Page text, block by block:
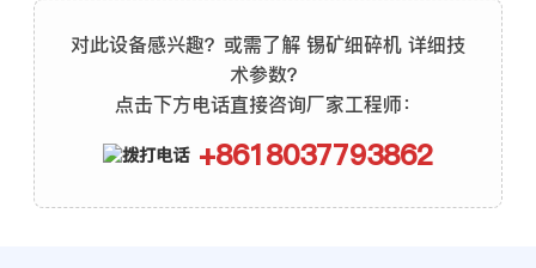
对此设备感兴趣？或需了解 锡矿细碎机 详细技
术参数？
点击下方电话直接咨询厂家工程师：
+8618037793862